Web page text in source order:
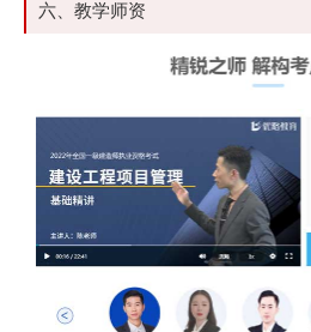
六、教学师资